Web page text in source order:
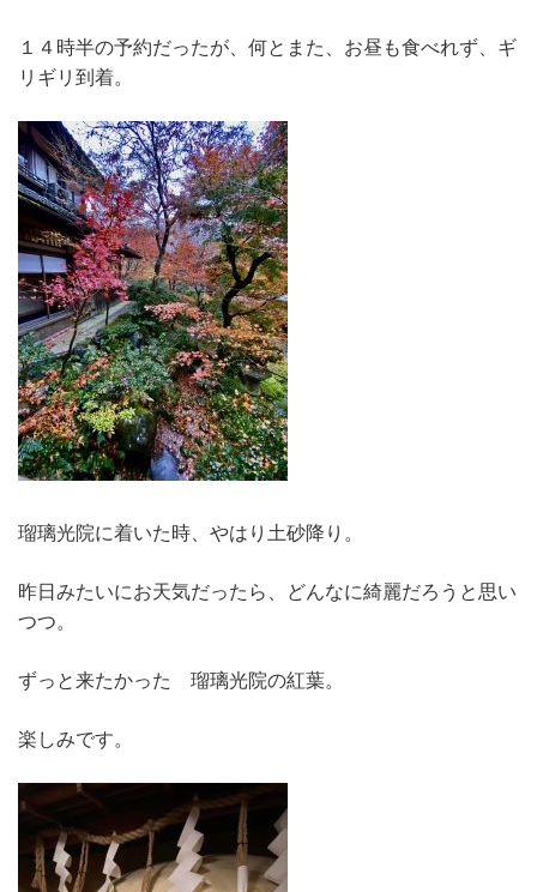
１４時半の予約だったが、何とまた、お昼も食べれず、ギ
リギリ到着。
瑠璃光院に着いた時、やはり土砂降り。
昨日みたいにお天気だったら、どんなに綺麗だろうと思い
つつ。
ずっと来たかった 瑠璃光院の紅葉。
楽しみです。